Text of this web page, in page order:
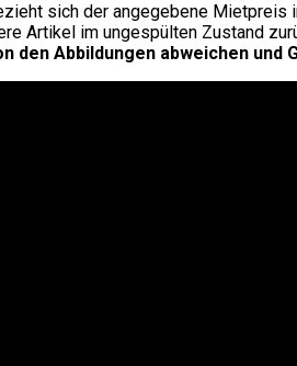
sich der angegebene Mietpreis
Artikel im ungespülten Zustand
den Abbildungen abweichen und